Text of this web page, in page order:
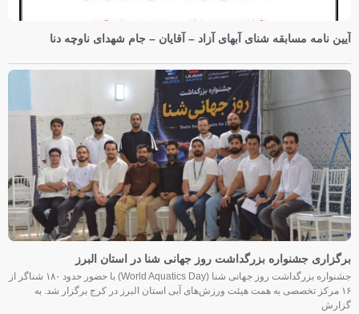
آیین نامه مسابقه شنای آبهای آزاد – آقایان – جام شهدای ناوچه دنا
برگزاری جشنواره بزرگداشت روز جهانی شنا در استان البرز
جشنواره بزرگداشت روز جهانی شنا (World Aquatics Day) با حضور حدود ۱۸۰ شناگر از
۱۶ مرکز تخصصی به همت هیئت ورزش‌های آبی استان البرز در کرج برگزار شد. به
گزارش